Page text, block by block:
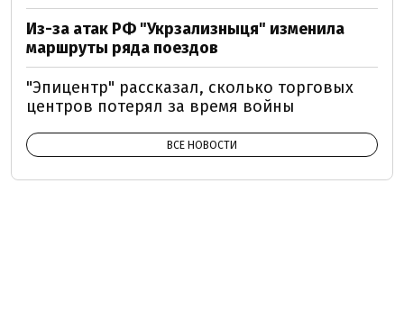
Из-за атак РФ "Укрзализныця" изменила
маршруты ряда поездов
"Эпицентр" рассказал, сколько торговых
центров потерял за время войны
ВСЕ НОВОСТИ